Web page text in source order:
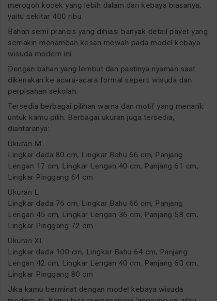
merogoh kocek yang lebih dalam dari kebaya biasanya,
yaitu sekitar 400 ribu.
Bahan semi prancis yang dihiasi banyak detail payet yang
semakin menambah kesan mewah pada model kebaya
wisuda modern ini.
Dengan bahan yang lembut dan pastinya nyaman saat
dikenakan ke acara-acara formal seperti wisuda dan
perpisahan sekolah.
Tersedia berbagai pilihan warna dan motif yang menarik
untuk kamu pilih. Berbagai ukuran juga tersedia,
diantaranya:
Ukuran M
Lingkar dada 80 cm, Lingkar Bahu 66 cm, Panjang
Lengan 17 cm, Lingkar Lengan 40 cm, Panjang 61 cm,
Lingkar Pinggang 64 cm
Ukuran L
Lingkar dada 76 cm, Lingkar Bahu 66 cm, Panjang
Lengan 45 cm, Lingkar Lengan 36 cm, Panjang 58 cm,
Lingkar Pinggang 72 cm
Ukuran XL
Lingkar dada 100 cm, Lingkar Bahu 64 cm, Panjang
Lengan 42 cm, Lingkar Lengan 40 cm, Panjang 60 cm,
Lingkar Pinggang 80 cm
Jika kamu berminat dengan model kebaya wisuda